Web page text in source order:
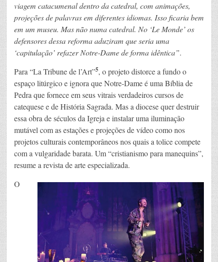
viagem catacumenal dentro da catedral, com animações,
projeções de palavras em diferentes idiomas. Isso ficaria bem
em um museu. Mas não numa catedral. No ‘Le Monde’ os
defensores dessa reforma aduziram que seria uma
‘capitulação’ refazer Notre-Dame de forma idêntica”.
Para “La Tribune de l’Art”5, o projeto distorce a fundo o
espaço litúrgico e ignora que Notre-Dame é uma Bíblia de
Pedra que fornece em seus vitrais verdadeiros cursos de
catequese e de História Sagrada. Mas a diocese quer destruir
essa obra de séculos da Igreja e instalar uma iluminação
mutável com as estações e projeções de vídeo como nos
projetos culturais contemporâneos nos quais a tolice compete
com a vulgaridade barata. Um “cristianismo para manequins”,
resume a revista de arte especializada.
O